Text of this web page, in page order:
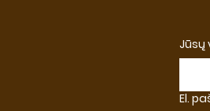
Jūsų
El.